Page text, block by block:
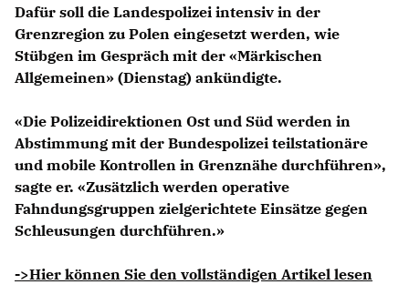
Dafür soll die Landespolizei intensiv in der
Grenzregion zu Polen eingesetzt werden, wie
Stübgen im Gespräch mit der «Märkischen
Allgemeinen» (Dienstag) ankündigte.
«Die Polizeidirektionen Ost und Süd werden in
Abstimmung mit der Bundespolizei teilstationäre
und mobile Kontrollen in Grenznähe durchführen»,
sagte er. «Zusätzlich werden operative
Fahndungsgruppen zielgerichtete Einsätze gegen
Schleusungen durchführen.»
->Hier können Sie den vollständigen Artikel lesen